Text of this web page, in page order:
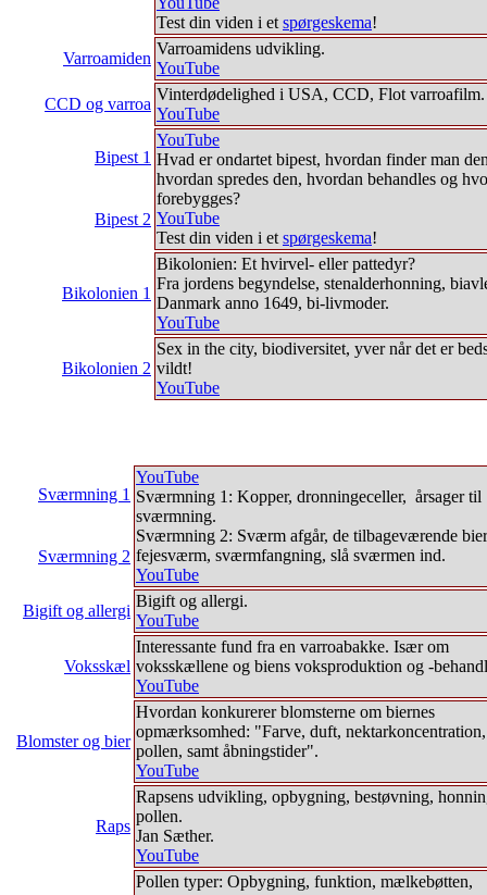
Test din viden i et spørgeskema!
Varroamiden
Varroamidens udvikling.
YouTube
CCD og varroa
Vinterdødelighed i USA, CCD, Flot varroafilm.
YouTube
Bipest 1
YouTube
Hvad er ondartet bipest, hvordan finder man
hvordan spredes den, hvordan behandles og
forebygges?
YouTube
Test din viden i et spørgeskema!
Bipest 2
Bikolonien 1
Bikolonien: Et hvirvel- eller pattedyr?
Fra jordens begyndelse, stenalderhonning,
Danmark anno 1649, bi-livmoder.
YouTube
Bikolonien 2
Sex in the city, biodiversitet, yver når det er
vildt!
YouTube
Sværmning 1
YouTube
Sværmning 1: Kopper, dronningeceller, årsager til
sværmning.
Sværmning 2: Sværm afgår, de tilbageværende
fejesværm, sværmfangning, slå sværmen ind.
YouTube
Sværmning 2
Bigift og allergi
Bigift og allergi.
YouTube
Voksskæl
Interessante fund fra en varroabakke. Især om
voksskællene og biens voksproduktion og -
YouTube
Blomster og bier
Hvordan konkurerer blomsterne om biernes
opmærksomhed: "Farve, duft, nektarkoncentration,
pollen, samt åbningstider".
YouTube
Raps
Rapsens udvikling, opbygning, bestøvning,
pollen.
Jan Sæther.
YouTube
Pollen typer: Opbygning, funktion, mælkebøtten,